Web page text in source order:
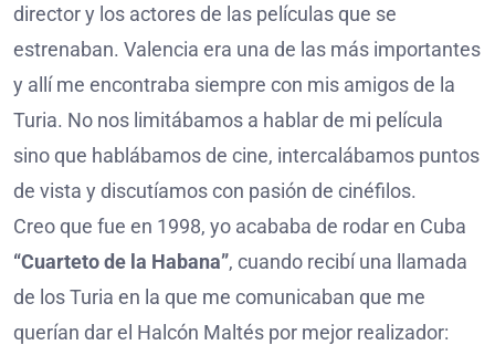
director y los actores de las películas que se
estrenaban. Valencia era una de las más importantes
y allí me encontraba siempre con mis amigos de la
Turia. No nos limitábamos a hablar de mi película
sino que hablábamos de cine, intercalábamos puntos
de vista y discutíamos con pasión de cinéfilos.
Creo que fue en 1998, yo acababa de rodar en Cuba
“Cuarteto de la Habana”, cuando recibí una llamada
de los Turia en la que me comunicaban que me
querían dar el Halcón Maltés por mejor realizador: